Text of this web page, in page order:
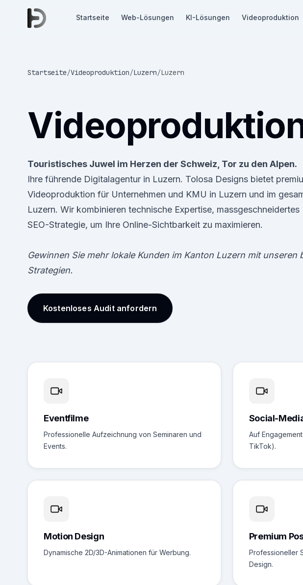
Startseite Web-Lösungen KI-Lösungen Videoproduktion
Startseite/Videoproduktion/Luzern/Luzern
Touristisches Juwel im Herzen der Schweiz, Tor zu den Alpen.
Ihre führende Digitalagentur in Luzern. Tolosa Designs bietet
Videoproduktion für Unternehmen und KMU in Luzern und im
Luzern. Wir kombinieren technische Expertise,
SEO-Strategie, um Ihre Online-Sichtbarkeit zu maximieren.
Gewinnen Sie mehr lokale Kunden im Kanton Luzern mit unseren
Strategien.
Kostenloses Audit anfordern
Eventfilme
Professionelle Aufzeichnung von Seminaren und
Events.
Social-
Auf
TikTok).
Motion Design
Dynamische 2D/3D-Animationen für Werbung.
Premium
Professioneller
Design.